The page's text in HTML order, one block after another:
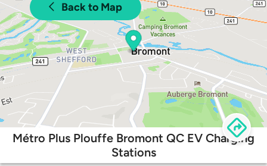
Back to Map
Métro Plus Plouffe Bromont QC EV Charging
Stations